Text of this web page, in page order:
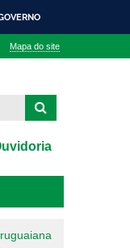
Mapa do site